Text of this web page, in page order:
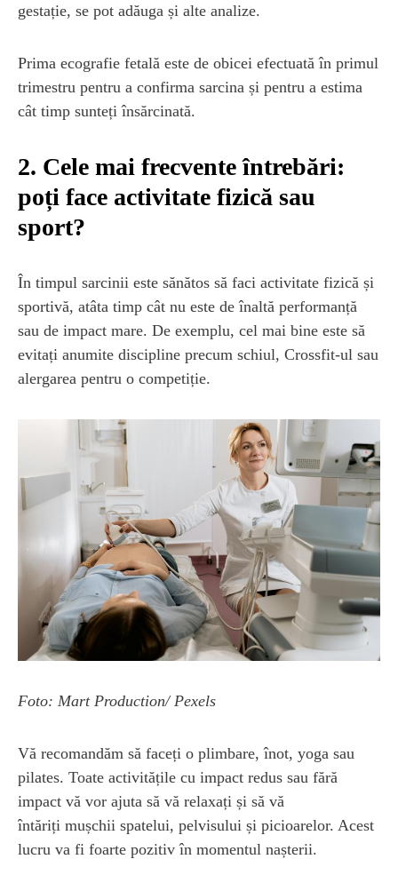
gestație, se pot adăuga și alte analize.
Prima ecografie fetală este de obicei efectuată în primul
trimestru pentru a confirma sarcina și pentru a estima
cât timp sunteți însărcinată.
2. Cele mai frecvente întrebări:
poți face activitate fizică sau
sport?
În timpul sarcinii este sănătos să faci activitate fizică și
sportivă, atâta timp cât nu este de înaltă performanță
sau de impact mare. De exemplu, cel mai bine este să
evitați anumite discipline precum schiul, Crossfit-ul sau
alergarea pentru o competiție.
Foto: Mart Production/ Pexels
Vă recomandăm să faceți o plimbare, înot, yoga sau
pilates. Toate activitățile cu impact redus sau fără
impact vă vor ajuta să vă relaxați și să vă
întăriți mușchii spatelui, pelvisului și picioarelor. Acest
lucru va fi foarte pozitiv în momentul nașterii.